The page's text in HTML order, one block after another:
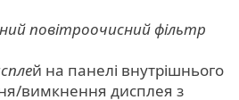
повітроочисний фільтр
й на панелі внутрішнього
вимкнення дисплея з